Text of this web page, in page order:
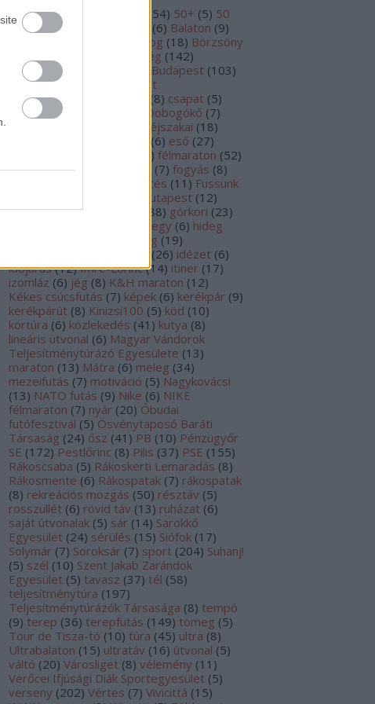
10 km (10 54) 50+ (5) 50
km ( 17 aszfalt (6) Balaton (9)
blog (18) Börzsöny
Budai-hegység (142)
Budakeszi
Budapest (103)
Budapesti Természetbarát
Sportszövetség
(8) csapat (5)
DK-Team
Dobogókő (7)
éjszakai (18)
(6) eső (27)
) félmaraton (52)
félmaraton mánia
(7) fogyás (8)
frissítés (11 ) Fussunk
Futapest (12)
futás (435) görkorcsolya 88) görkori (23)
Hármashatárhegy (6) hideg
hőség (19)
(26) idézet (6)
időjárás (12) Imre-Lőrinc (14) itiner (17)
izomláz (6) jég (8) K&H maraton (12)
Kékes csúcsfutás (7) képek (6) kerékpár (9)
kerékpárút (8) Kinizsi100 (5) köd (10)
körtúra (6) közlekedés (41 ) kutya (8)
lineáris útvonal (6) Magyar Vándorok
Teljesítménytúrázó Egyesülete (13)
maraton (13) Mátra (6) meleg (34)
mezeifutás (7) motiváció (5) Nagykovácsi
(13) NATO futás (9) Nike (6) NIKE
félmaraton (7) nyár (20) Óbudai
futófesztivál (5) Ösvénytaposó Baráti
Társaság (24) ősz (41 ) PB (10) Pénzügyőr
SE (172) Pestlőrinc (8) Pilis (37) PSE (155)
Rákoscsaba (5) Rákoskerti Lemaradás (8)
Rákosmente (6) Rákospatak (7) rákospatak
(8) rekreációs mozgás (50) résztáv (5)
rosszullét (6) rövid táv (13) ruházat (6)
saját útvonalak (5) sár (14) Sarokkő
Egyesület (24) sérülés (15) Siófok (17)
Solymár (7) Soroksár (7) sport (204) Suhanj!
(5) szél (10) Szent Jakab Zarándok
Egyesület (5) tavasz (37) tél (58)
teljesítménytúra (197)
Teljesítménytúrázók Társasága (8) tempó
(9) terep (36) terepfutás (149) tömeg (5)
Tour de Tisza-tó (10) túra (45) ultra (8)
Ultrabalaton (15) ultratáv (16) útvonal (5)
váltó (20) Városliget (8) vélemény (11 )
Verőcei Ifjúsági Diák Sportegyesület (5)
verseny (202) Vértes (7) Vivicittá (15)